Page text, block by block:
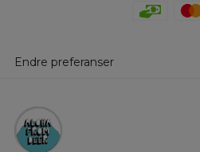
Endre preferanser